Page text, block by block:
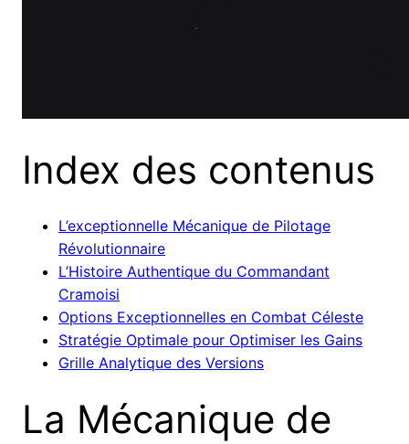
Index des contenus
L’exceptionnelle Mécanique de Pilotage
Révolutionnaire
L’Histoire Authentique du Commandant
Cramoisi
Options Exceptionnelles en Combat Céleste
Stratégie Optimale pour Optimiser les Gains
Grille Analytique des Versions
La Mécanique de